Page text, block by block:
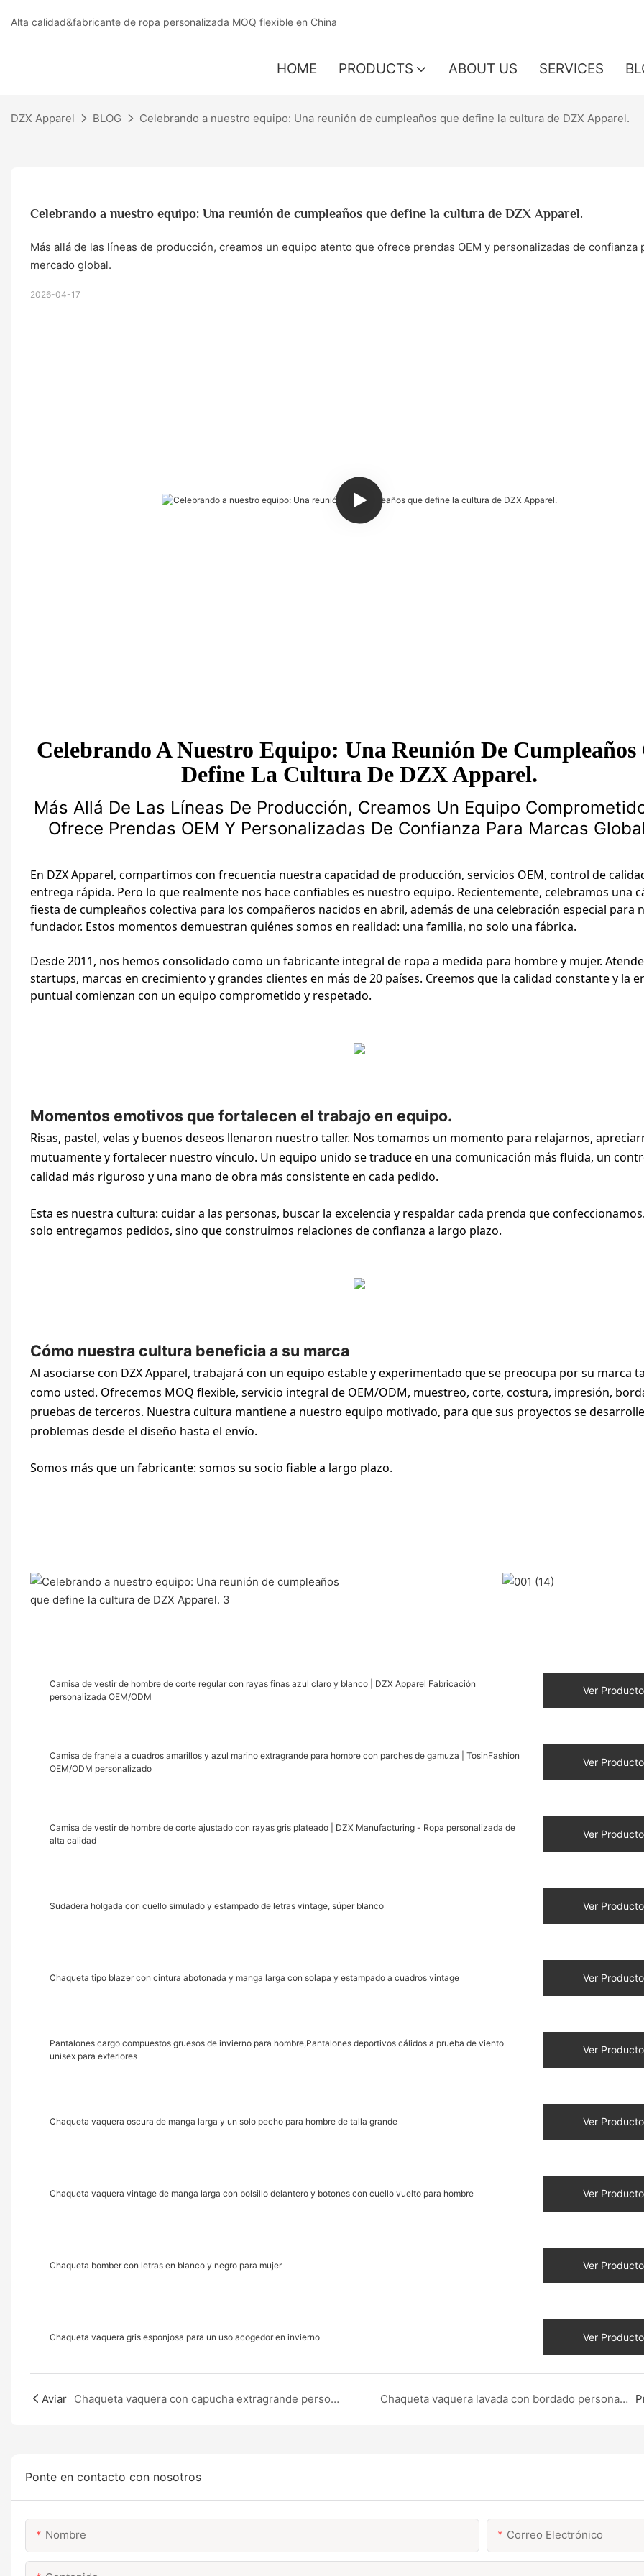
Alta calidad&fabricante de ropa personalizada MOQ flexible en China
HOME PRODUCTS ABOUT US SERVICES
DZX Apparel BLOG Celebrando a nuestro equipo: Una reunión de cumpleaños que define la cultura de DZX Apparel.
Celebrando a nuestro equipo: Una reunión de cumpleaños que define la cultura de DZX Apparel.
Más allá de las líneas de producción, creamos un equipo atento que ofrece prendas OEM y personalizadas de confianza
mercado global.
2026-04-17
Celebrando A Nuestro Equipo: Una Reunión De Cumpleaños
Define La Cultura De DZX Apparel.
Más Allá De Las Líneas De Producción, Creamos Un Equipo
Ofrece Prendas OEM Y Personalizadas De Confianza Para Marcas
En DZX Apparel, compartimos con frecuencia nuestra capacidad de producción, servicios OEM, control de
entrega rápida. Pero lo que realmente nos hace confiables es nuestro equipo. Recientemente, celebramos una
fiesta de cumpleaños colectiva para los compañeros nacidos en abril, además de una celebración especial para
fundador. Estos momentos demuestran quiénes somos en realidad: una familia, no solo una fábrica.
Desde 2011, nos hemos consolidado como un fabricante integral de ropa a medida para hombre y mujer.
startups, marcas en crecimiento y grandes clientes en más de 20 países. Creemos que la calidad constante y la
puntual comienzan con un equipo comprometido y respetado.
Momentos emotivos que fortalecen el trabajo en equipo.
Risas, pastel, velas y buenos deseos llenaron nuestro taller. Nos tomamos un momento para relajarnos,
mutuamente y fortalecer nuestro vínculo. Un equipo unido se traduce en una comunicación más fluida, un
calidad más riguroso y una mano de obra más consistente en cada pedido.
Esta es nuestra cultura: cuidar a las personas, buscar la excelencia y respaldar cada prenda que
solo entregamos pedidos, sino que construimos relaciones de confianza a largo plazo.
Cómo nuestra cultura beneficia a su marca
Al asociarse con DZX Apparel, trabajará con un equipo estable y experimentado que se preocupa por su marca
como usted. Ofrecemos MOQ flexible, servicio integral de OEM/ODM, muestreo, corte, costura, impresión,
pruebas de terceros. Nuestra cultura mantiene a nuestro equipo motivado, para que sus proyectos se
problemas desde el diseño hasta el envío.
Somos más que un fabricante: somos su socio fiable a largo plazo.
Auditoría completa de terceros de ASAHI·LINK
Camisa de vestir de hombre de corte regular con rayas finas azul claro y blanco | DZX Apparel Fabricación
personalizada OEM/ODM
Ver
Camisa de franela a cuadros amarillos y azul marino extragrande para hombre con parches de gamuza | TosinFashion
OEM/ODM personalizado
Ver
Camisa de vestir de hombre de corte ajustado con rayas gris plateado | DZX Manufacturing - Ropa personalizada de
alta calidad
Ver
Sudadera holgada con cuello simulado y estampado de letras vintage, súper blanco Ver
Chaqueta tipo blazer con cintura abotonada y manga larga con solapa y estampado a cuadros vintage Ver
Pantalones cargo compuestos gruesos de invierno para hombre,Pantalones deportivos cálidos a prueba de viento
unisex para exteriores
Ver
Chaqueta vaquera oscura de manga larga y un solo pecho para hombre de talla grande Ver
Chaqueta vaquera vintage de manga larga con bolsillo delantero y botones con cuello vuelto para hombre Ver
Chaqueta bomber con letras en blanco y negro para mujer Ver
Chaqueta vaquera gris esponjosa para un uso acogedor en invierno Ver
Aviar Chaqueta vaquera con capucha extragrande personalizada OEM | DZX Apparel Chaqueta vaquera lavada con bordado personalizado OEM | DZX Apparel
Ponte en contacto con nosotros
Nombre Correo Electrónico